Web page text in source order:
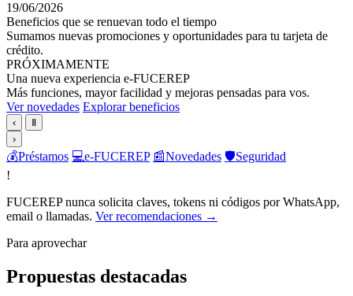
19/06/2026
Beneficios que se renuevan todo el tiempo
Sumamos nuevas promociones y oportunidades para tu tarjeta de
crédito.
PRÓXIMAMENTE
Una nueva experiencia e-FUCEREP
Más funciones, mayor facilidad y mejoras pensadas para vos.
Ver novedades Explorar beneficios
‹
Ⅱ
›
💰Préstamos 💻e-FUCEREP 📰Novedades 🛡️Seguridad
!
FUCEREP nunca solicita claves, tokens ni códigos por WhatsApp,
email o llamadas. Ver recomendaciones →
Para aprovechar
Propuestas destacadas